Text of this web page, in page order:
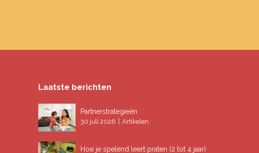
Laatste berichten
Partnerstrategieën
30 juli 2026 Artikelen
Hoe je spelend leert praten (2 tot 4 jaar)